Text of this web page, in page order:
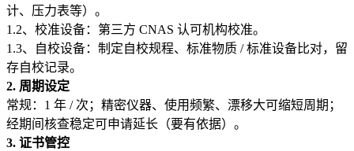
计、压力表等）。
1.2、校准设备：第三方 CNAS 认可机构校准。
1.3、自校设备：制定自校规程、标准物质 / 标准设备比对，留
存自校记录。
2. 周期设定
常规：1 年 / 次；精密仪器、使用频繁、漂移大可缩短周期；
经期间核查稳定可申请延长（要有依据）。
3. 证书管控